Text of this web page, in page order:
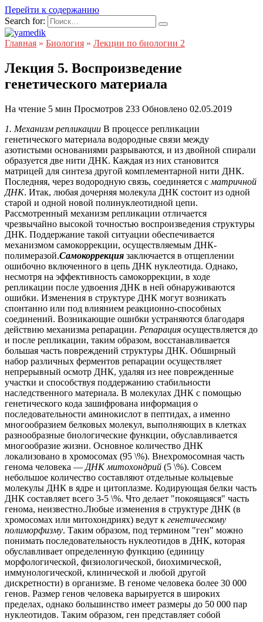
Перейти к содержанию
Search for:
Главная » Биология » Лекции по биологии 2
Лекция 5. Воспроизведение
генетического материала
На чтение 5 мин Просмотров 233 Обновлено 02.05.2019
1. Механизм репликации В процессе репликации
генетического материала водородные связи между
азотистыми основаниями разрываются, и из двойной спирали
образуется две нити ДНК. Каждая из них становится
матрицей для синтеза другой комплементарной нити ДНК.
Последняя, через водородную связь, соединяется с матричной
ДНК. Итак, любая дочерняя молекула ДНК состоит из одной
старой и одной новой полинуклеотидной цепи.
Рассмотренный механизм репликации отличается
чрезвычайно высокой точностью воспроизведения структуры
ДНК. Поддержание такой ситуации обеспечивается
механизмом самокоррекции, осуществляемым ДНК-
полимеразой.Самокоррекция заключается в отщеплении
ошибочно включенного в цепь ДНК нуклеотида. Однако,
несмотря на эффективность самокоррекции, в ходе
репликации после удвоения ДНК в ней обнаруживаются
ошибки. Изменения в структуре ДНК могут возникать
спонтанно или под влиянием реакционно-способных
соединений. Возникающие ошибки устраняются благодаря
действию механизма репарации. Репарация осуществляется до
и после репликации, таким образом, восстанавливается
большая часть повреждений структуры ДНК. Обширный
набор различных ферментов репарации осуществляет
непрерывный осмотр ДНК, удаляя из нее поврежденные
участки и способствуя поддержанию стабильности
наследственного материала. В молекулах ДНК с помощью
генетического кода зашифрована информация о
последовательности аминокислот в пептидах, а именно
многообразием белковых молекул, выполняющих в клетках
разнообразные биологические функции, обуславливается
многообразие жизни. Основное количество ДНК
локализовано в хромосомах (95 \%). Внехромосомная часть
генома человека — ДНК митохондрий (5 \%). Совсем
небольшое количество составляют отдельные кольцевые
молекулы ДНК в ядре и цитоплазме. Кодирующая белки часть
ДНК составляет всего 3-5 \%. Что делает "покоящаяся" часть
генома, неизвестно.Любые изменения в структуре ДНК (в
хромосомах или митохондриях) ведут к генетическому
полиморфизму. Таким образом, под термином "ген" можно
понимать последовательность нуклеотидов в ДНК, которая
обуславливает определенную функцию (единицу
морфологической, физиологической, биохимической,
иммунологической, клинической и любой другой
дискретности) в организме. В геноме человека более 30 000
генов. Размер генов человека варьируется в широких
пределах, однако большинство имеет размеры до 50 000 пар
нуклеотидов. Таким образом, ген представляет собой